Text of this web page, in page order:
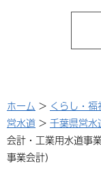
ホーム > くらし・
営水道 > 千葉県営
会計・工業用水道事
事業会計）